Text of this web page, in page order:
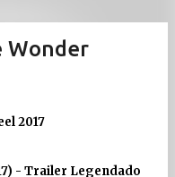
Wonder
2017
- Trailer Legendado